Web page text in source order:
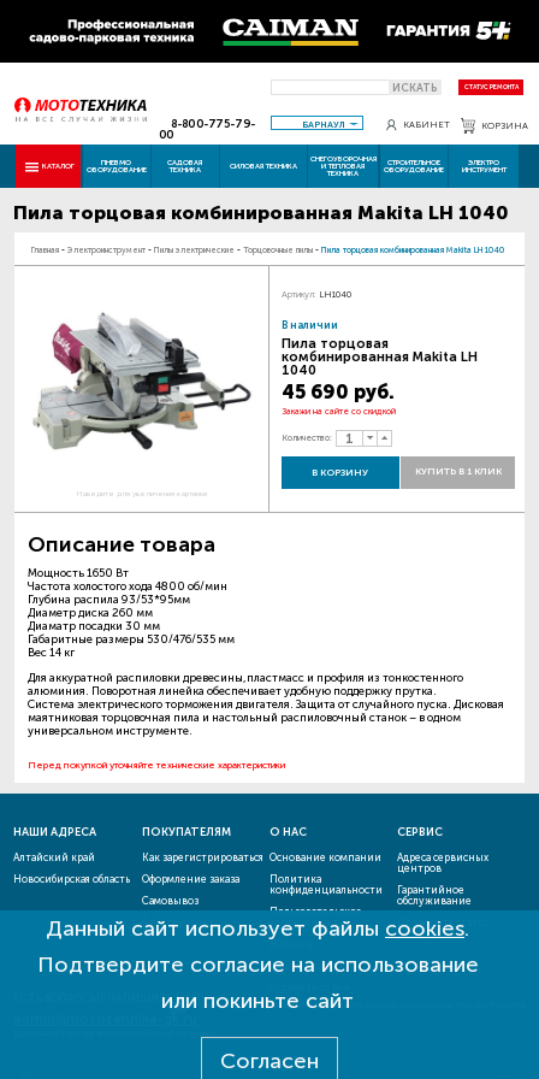
ИСКАТЬ СТАТУС РЕМОНТА
8-800-775-79-
00
БАРНАУЛ КАБИНЕТ КОРЗИНА
КАТАЛОГ ПНЕВМО
ОБОРУДОВАНИЕ
САДОВАЯ
ТЕХНИКА СИЛОВАЯ ТЕХНИКА
СНЕГОУБОРОЧНАЯ
И ТЕПЛОВАЯ
ТЕХНИКА
СТРОИТЕЛЬНОЕ
ОБОРУДОВАНИЕ
ЭЛЕКТРО
ИНСТРУМЕНТ
Пила торцовая комбинированная Makita LH 1040
Главная - Электроинструмент - Пилы электрические - Торцовочные пилы - Пила торцовая комбинированная Makita LH 1040
Наведите для увеличения картинки
Артикул: LH1040
В наличии
Пила торцовая
комбинированная Makita LH
1040
45 690 руб.
Закажи на сайте со скидкой
Количество:
В КОРЗИНУ КУПИТЬ В 1 КЛИК
Описание товара
Мощность 1650 Вт
Частота холостого хода 4800 об/мин
Глубина распила 93/53*95мм
Диаметр диска 260 мм
Диаматр посадки 30 мм
Габаритные размеры 530/476/535 мм
Вес 14 кг
Для аккуратной распиловки древесины,пластмасс и профиля из тонкостенного
алюминия. Поворотная линейка обеспечивает удобную поддержку прутка.
Система электрического торможения двигателя. Защита от случайного пуска. Дисковая
маятниковая торцовочная пила и настольный распиловочный станок – в одном
универсальном инструменте.
Перед покупкой уточняйте технические характеристики
Данный сайт использует файлы cookies.
Подтвердите согласие на использование
или покиньте сайт
Согласен
НАШИ АДРЕСА
Алтайский край
Новосибирская область
ПОКУПАТЕЛЯМ
Как зарегистрироваться
Оформление заказа
Самовывоз
Способы оплаты
О НАС
Основание компании
Политика
конфиденциальности
Пользовательское
соглашение
Акции и скидки
СЕРВИС
Адреса сервисных
центров
Гарантийное
обслуживание
Проверить статус
ремонта
ЕСТЬ ВОПРОСЫ? НАПИШИТЕ НАМ!